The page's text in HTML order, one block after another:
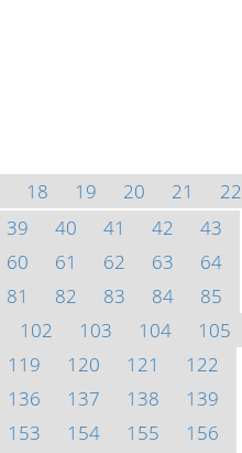
18 19 20 21
22
39 40 41 42
43
60 61 62 63
64
81 82 83 84
85
102 103 104
105
119 120 121
122
136 137 138
139
153 154 155
156